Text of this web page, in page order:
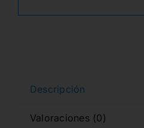
Descripción
Valoraciones (0)